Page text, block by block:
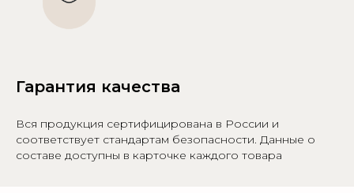
Гарантия качества
Вся продукция сертифицирована в России и
соответствует стандартам безопасности. Данные о
составе доступны в карточке каждого товара